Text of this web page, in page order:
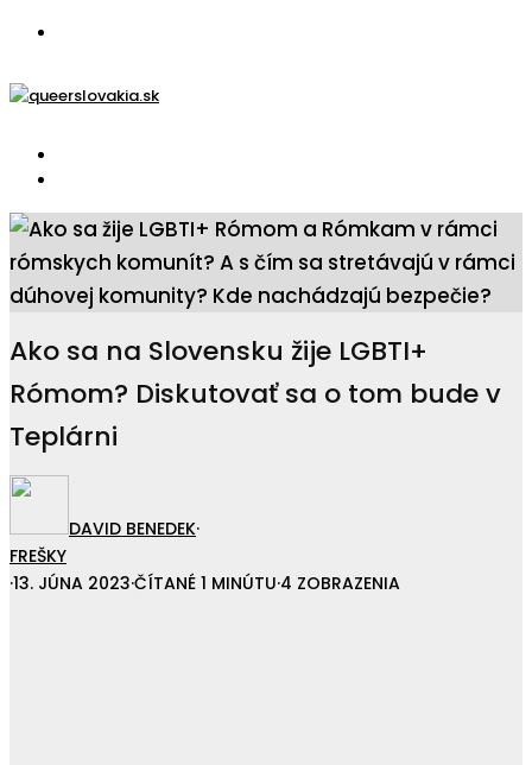
Ako sa na Slovensku žije LGBTI+
Rómom? Diskutovať sa o tom bude v
Teplárni
DAVID BENEDEK·
FREŠKY
·13. JÚNA 2023·ČÍTANÉ 1 MINÚTU·4 ZOBRAZENIA